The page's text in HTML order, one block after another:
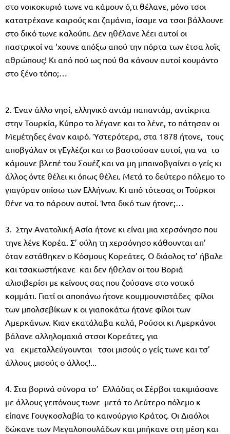
στο νοικοκυριό τωνε να κάμουν ό,τι θέλανε, μόνο τσοι
κατατρέχανε καιρούς και ζαμάνια, ίσαμε να τσοι βάλλουνε
στο δικό τωνε καλούπι. Δεν ηθέλανε λέει αυτοί οι
παστρικοί να ‘χουνε απόξω απού την πόρτα των έτσα λοϊς
αθρώπους! Κι από πού ως πού θα κάνουν αυτοί κουμάντο
στο ξένο τόπο;…
2. Έναν άλλο νησί, ελληνικό αντάμ παπαντάμ, αντίκριτα
στην Τουρκία, Κύπρο το λέγανε και το λένε, το πάτησαν οι
Μεμέτηδες έναν καιρό. Ύστερότερα, στα 1878 ήτονε, τους
αποβγάλαν οι γΕγλέζοι και το βαστούσαν αυτοί, για να το
κάμουνε βλεπέ του Σουέζ και να μη μπαινοβγαίνει ο γείς κι
άλλος όντε θέλει κι όπως θέλει. Μετά το δεύτερο πόλεμο το
γιαγύραν οπίσω των Ελλήνων. Κι από τότεσας οι Τούρκοι
θένε να το πάρουν αυτοί. Ίντα δικό των ήτονε;…
3. Στην Ανατολική Ασία ήτονε κι είναι μια χερσόνησο που
τηνε λένε Κορέα. Σ’ ούλη τη χερσόνησο κάθουνται απ’
όταν εστάθηκεν ο Κόσμους Κορεάτες. Ο διάολος τσ’ ήβαλε
και τσακωστήκανε και δεν ήθελαν οι του Βοριά
αλισιβερίσι με κείνους σας που ζούσανε στο νοτικό
κομμάτι. Γιατί οι αποπάνω ήτονε κουμμουνιστάδες φίλοι
των μπολσεβίκων κ οι γιαποκάτω ήτανε φίλοι των
Αμερκάνων. Κιαν εκατάλαβα καλά, Ρούσοι κι Αμερκάνοι
βάλανε αλληλομαχιά στσοι Κορεάτες, για
να εκμεταλλεύγουνται τσοι μισούς ο γείς τωνε και τσ’
άλλους μισούς ο άλλος!...
4. Στα βορινά σύνορα τσ’ Ελλάδας οι Σέρβοι τακιμιάσανε
με άλλους γειτόνους τωνε μετά το Δεύτερο πόλεμο κ
είπανε Γουγκοσλαβία το καινούργιο Κράτος. Οι Διαόλοι
δώκανε των Μεγαλοπουλάδων και μπήκανε στη μέση και